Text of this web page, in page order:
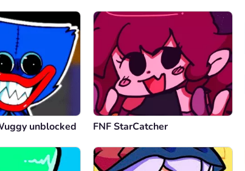
00:00 59:09
unblocked FNF StarCatcher